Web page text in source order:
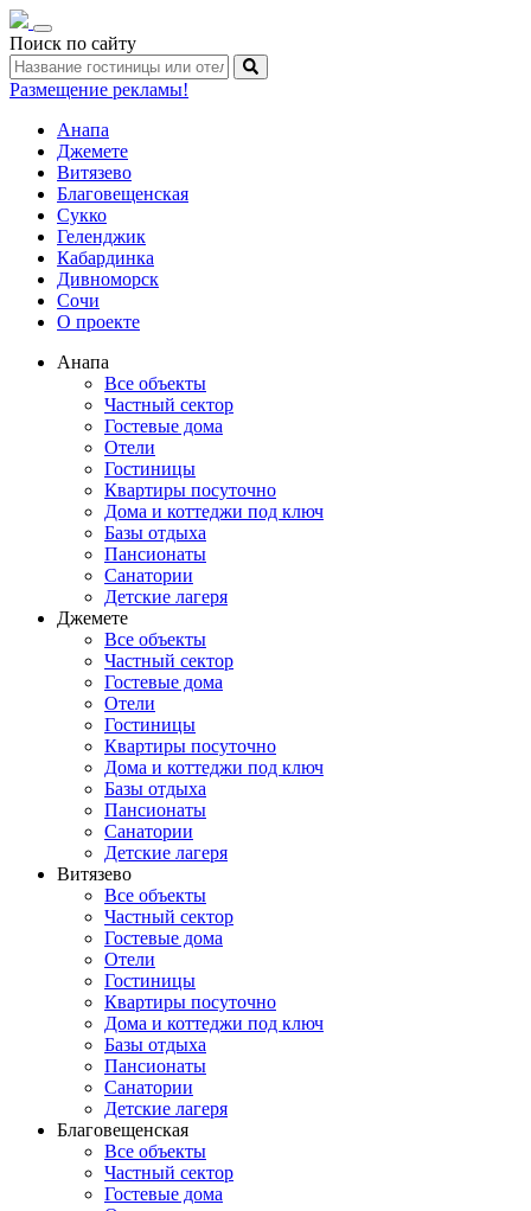
Toggle
navigation
Поиск по сайту
Размещение рекламы!
Анапа
Джемете
Витязево
Благовещенская
Сукко
Геленджик
Кабардинка
Дивноморск
Сочи
О проекте
Анапа
Все объекты
Частный сектор
Гостевые дома
Отели
Гостиницы
Квартиры посуточно
Дома и коттеджи под ключ
Базы отдыха
Пансионаты
Санатории
Детские лагеря
Джемете
Все объекты
Частный сектор
Гостевые дома
Отели
Гостиницы
Квартиры посуточно
Дома и коттеджи под ключ
Базы отдыха
Пансионаты
Санатории
Детские лагеря
Витязево
Все объекты
Частный сектор
Гостевые дома
Отели
Гостиницы
Квартиры посуточно
Дома и коттеджи под ключ
Базы отдыха
Пансионаты
Санатории
Детские лагеря
Благовещенская
Все объекты
Частный сектор
Гостевые дома